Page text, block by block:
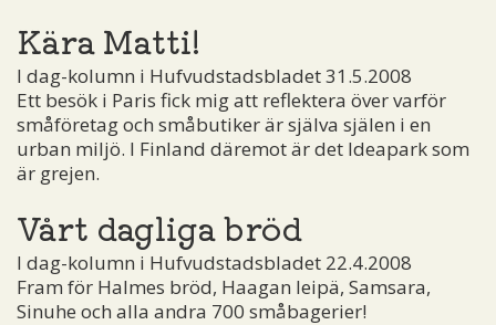
Kära Matti!
I dag-kolumn i Hufvudstadsbladet 31.5.2008
Ett besök i Paris fick mig att reflektera över varför
småföretag och småbutiker är själva själen i en
urban miljö. I Finland däremot är det Ideapark som
är grejen.
Vårt dagliga bröd
I dag-kolumn i Hufvudstadsbladet 22.4.2008
Fram för Halmes bröd, Haagan leipä, Samsara,
Sinuhe och alla andra 700 småbagerier!